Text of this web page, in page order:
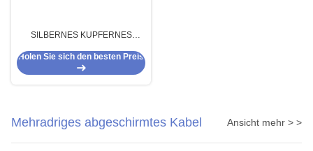
SILBERNES KUPFERNES
TRANSPARENTES KABEL DES
SENSOR-2CORE
Holen Sie sich den besten Preis
Mehradriges abgeschirmtes Kabel Ansicht mehr > >